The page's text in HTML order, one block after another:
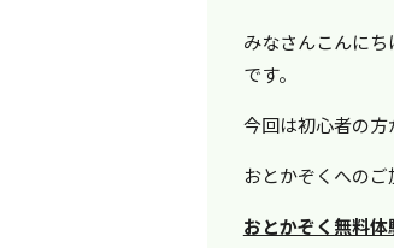
みなさんこんに
です。
今回は初心者の方
おとかぞくへの
おとかぞく無料